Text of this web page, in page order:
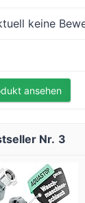
keine
ansehen
3